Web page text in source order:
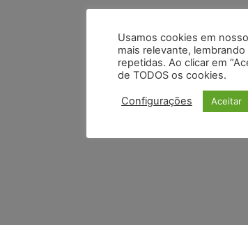
Usamos cookies em
mais relevante,
repetidas. Ao clicar em
de TODOS os cookies.
Configurações Aceitar